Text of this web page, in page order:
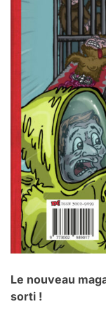
Le nouveau
sorti !